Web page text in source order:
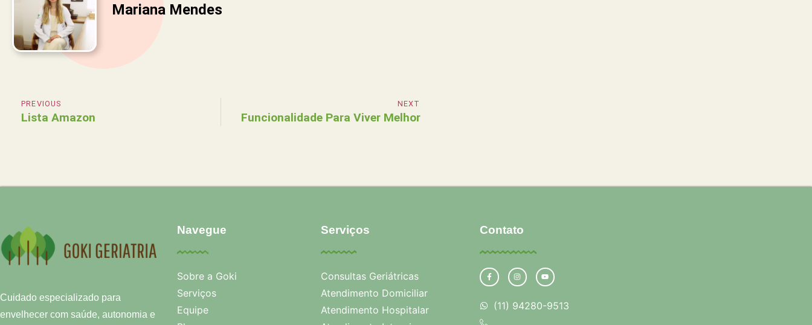
Mariana Mendes
PREVIOUS
Lista Amazon
NEXT
Funcionalidade Para Viver Melhor
Cuidado especializado para
envelhecer com saúde, autonomia e
Navegue
Sobre a Goki
Serviços
Equipe
Serviços
Consultas Geriátricas
Atendimento Domiciliar
Atendimento Hospitalar
Contato
(11) 94280-9513